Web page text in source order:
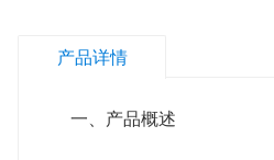
加工中产生的微量气体，全程
产品详情
一、产品概述